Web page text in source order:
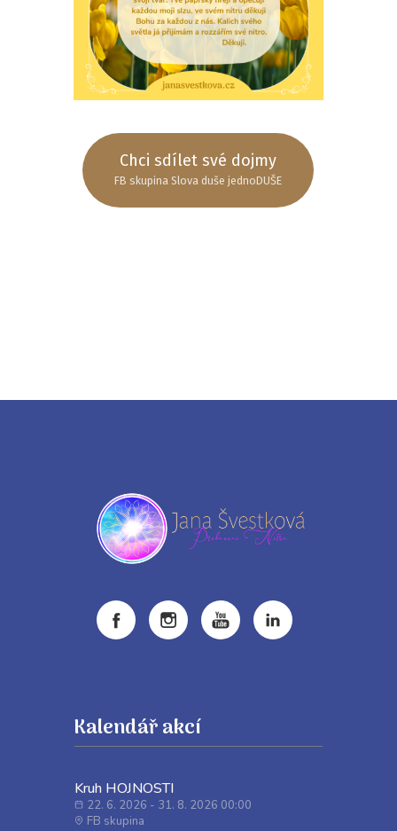
Chci sdílet své dojmy
FB skupina Slova duše jednoDUŠE
Kalendář akcí
Kruh HOJNOSTI
22. 6. 2026 - 31. 8. 2026 00:00
FB skupina